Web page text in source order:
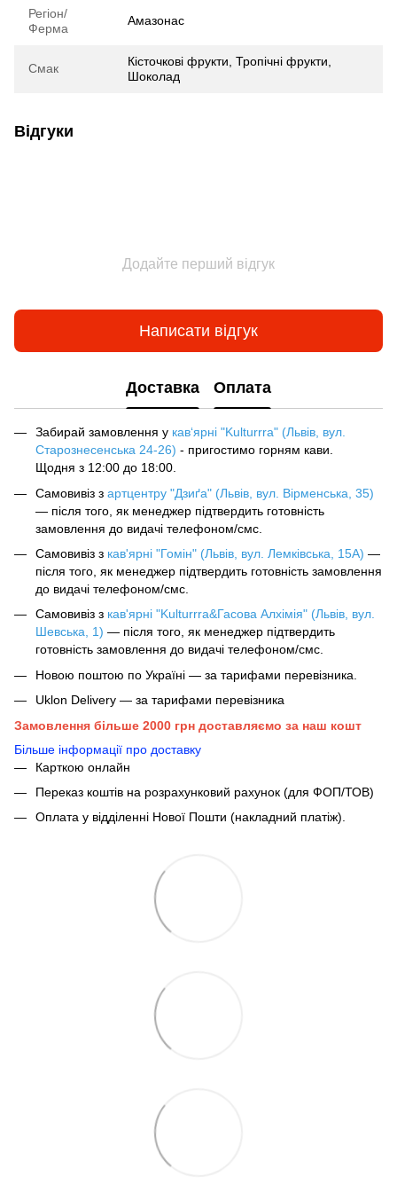
Регіон/
Ферма
Амазонас
Смак
Кісточкові фрукти, Тропічні фрукти,
Шоколад
Відгуки
Додайте перший відгук
Написати відгук
Доставка Оплата
Забирай замовлення у кав‘ярні "Kulturrra" (Львів, вул.
Старознесенська 24-26) - пригостимо горням кави.
Щодня з 12:00 до 18:00.
Самовивіз з артцентру "Дзиґа" (Львів, вул. Вірменська, 35)
— після того, як менеджер підтвердить готовність
замовлення до видачі телефоном/смс.
Самовивіз з кав'ярні "Гомін" (Львів, вул. Лемківська, 15А) —
після того, як менеджер підтвердить готовність замовлення
до видачі телефоном/смс.
Самовивіз з кав'ярні "Kulturrra&Гасова Алхімія" (Львів, вул.
Шевська, 1) — після того, як менеджер підтвердить
готовність замовлення до видачі телефоном/смс.
Новою поштою по Україні — за тарифами перевізника.
Uklon Delivery — за тарифами перевізника
Замовлення більше 2000 грн доставляємо за наш кошт
Більше інформації про доставку
Карткою онлайн
Переказ коштів на розрахунковий рахунок (для ФОП/ТОВ)
Оплата у відділенні Нової Пошти (накладний платіж).